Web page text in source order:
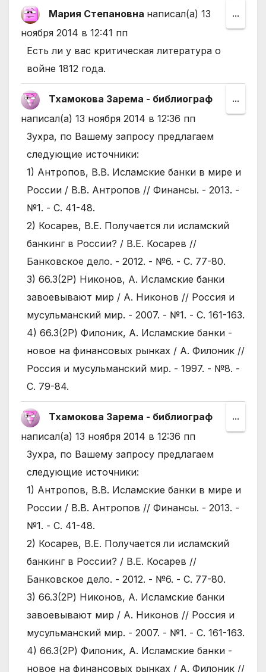
книги
Мария Степановна написал(а) 13
ноября 2014 в 12:41 пп
Есть ли у вас критическая литература о
войне 1812 года.
...
этот
Тхамокова Зарема - библиограф
написал(а) 13 ноября 2014 в 12:36 пп
Зухра, по Вашему запросу предлагаем
следующие источники:
1) Антропов, В.В. Исламские банки в мире и
России / В.В. Антропов // Финансы. - 2013. -
№1. - С. 41-48.
2) Косарев, В.Е. Получается ли исламский
банкинг в России? / В.Е. Косарев //
Банковское дело. - 2012. - №6. - С. 77-80.
3) 66.3(2Р) Никонов, А. Исламские банки
завоевывают мир / А. Никонов // Россия и
мусульманский мир. - 2007. - №1. - С. 161-163.
4) 66.3(2Р) Филоник, А. Исламские банки -
новое на финансовых рынках / А. Филоник //
Россия и мусульманский мир. - 1997. - №8. -
С. 79-84.
...
этот
Тхамокова Зарема - библиограф
написал(а) 13 ноября 2014 в 12:36 пп
Зухра, по Вашему запросу предлагаем
следующие источники:
1) Антропов, В.В. Исламские банки в мире и
России / В.В. Антропов // Финансы. - 2013. -
№1. - С. 41-48.
2) Косарев, В.Е. Получается ли исламский
банкинг в России? / В.Е. Косарев //
Банковское дело. - 2012. - №6. - С. 77-80.
3) 66.3(2Р) Никонов, А. Исламские банки
завоевывают мир / А. Никонов // Россия и
мусульманский мир. - 2007. - №1. - С. 161-163.
4) 66.3(2Р) Филоник, А. Исламские банки -
новое на финансовых рынках / А. Филоник //
...
этот